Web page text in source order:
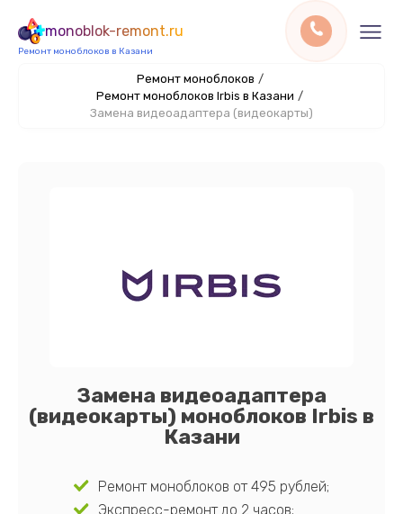
monoblok-remont.ru
Ремонт моноблоков в Казани
Ремонт моноблоков /
Ремонт моноблоков Irbis в Казани /
Замена видеоадаптера (видеокарты)
Замена видеоадаптера
(видеокарты) моноблоков Irbis в
Казани
Ремонт моноблоков от 495 рублей;
Экспресс-ремонт до 2 часов;